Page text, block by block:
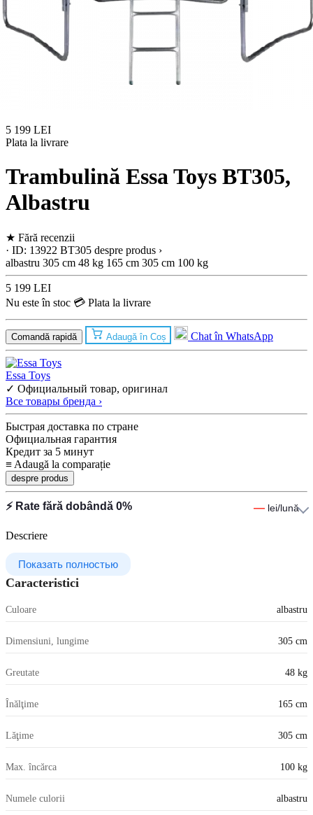
5 199 LEI
Plata la livrare
Trambulină Essa Toys BT305,
Albastru
★ Fără recenzii
· ID: 13922 BT305 despre produs ›
albastru 305 cm 48 kg 165 cm 305 cm 100 kg
5 199 LEI
Nu este în stoc 💳 Plata la livrare
Comandă rapidă Adaugă în Coș Chat în WhatsApp
Essa Toys
✓ Официальный товар, оригинал
Все товары бренда ›
Быстрая доставка по стране
Официальная гарантия
Кредит за 5 минут
≡ Adaugă la comparație
despre produs
⚡ Rate fără dobândă 0% — lei/lună
Descriere
Показать полностью
Caracteristici
Culoare albastru
Dimensiuni, lungime 305 cm
Greutate 48 kg
Înălţime 165 cm
Lăţime 305 cm
Max. încărca 100 kg
Numele culorii albastru